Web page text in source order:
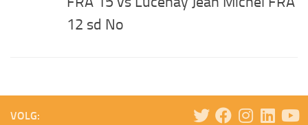
12 sd No
VOLG: